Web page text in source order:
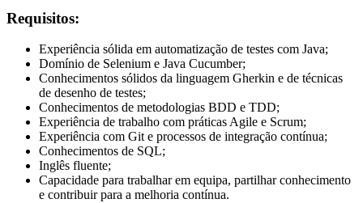
Requisitos:
Experiência sólida em automatização de testes com Java;
Domínio de Selenium e Java Cucumber;
Conhecimentos sólidos da linguagem Gherkin e de técnicas
de desenho de testes;
Conhecimentos de metodologias BDD e TDD;
Experiência de trabalho com práticas Agile e Scrum;
Experiência com Git e processos de integração contínua;
Conhecimentos de SQL;
Inglês fluente;
Capacidade para trabalhar em equipa, partilhar conhecimento
e contribuir para a melhoria contínua.